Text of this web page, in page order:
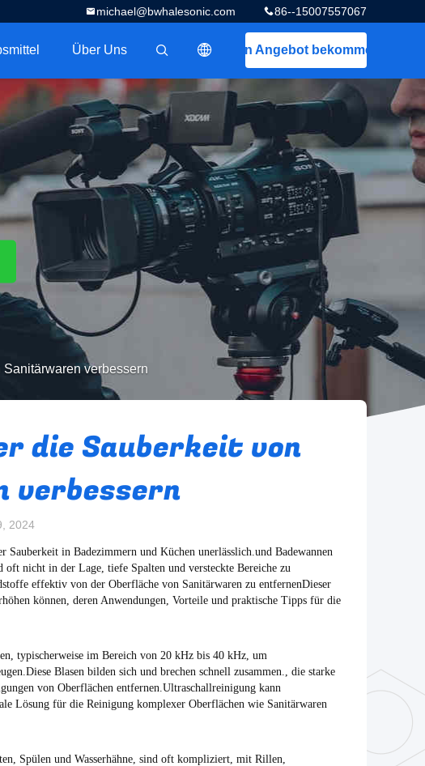
86--15007557067
michael@bwhalesonic.com
Ein Angebot bekommen
描述
Über Uns
verbessern
die Sauberkeit von
verbessern
2024
in Badezimmern und Küchen unerlässlich.und Badewannen
nicht in der Lage, tiefe Spalten und versteckte Bereiche zu
effektiv von der Oberfläche von Sanitärwaren zu entfernenDieser
können, deren Anwendungen, Vorteile und praktische Tipps für die
typischerweise im Bereich von 20 kHz bis 40 kHz, um
Blasen bilden sich und brechen schnell zusammen., die starke
von Oberflächen entfernen.Ultraschallreinigung kann
Lösung für die Reinigung komplexer Oberflächen wie Sanitärwaren
Spülen und Wasserhähne, sind oft kompliziert, mit Rillen,